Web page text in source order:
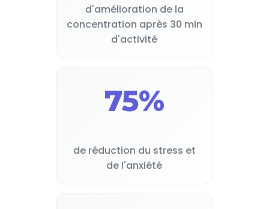
d'amélioration de la
concentration après 30 min
d'activité
75%
de réduction du stress et
de l'anxiété